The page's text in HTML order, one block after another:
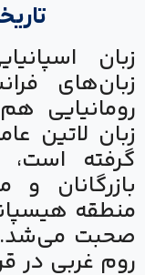
زبان
زبان‌های
رومانیایی
گرفته است،
بازرگانان و
منطقه
صحبت می‌شد.
روم غربی در